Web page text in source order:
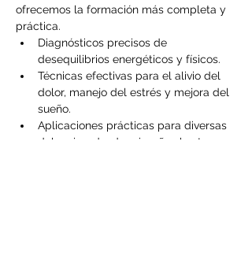
ofrecemos la formación más completa y
práctica.
Diagnósticos precisos de
desequilibrios energéticos y físicos.
Técnicas efectivas para el alivio del
dolor, manejo del estrés y mejora del
sueño.
Aplicaciones prácticas para diversas
dolencias, desde migrañas hasta